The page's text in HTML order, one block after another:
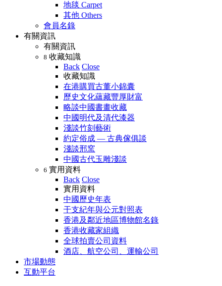
地毯 Carpet
其他 Others
會員名錄
有關資訊
有關資訊
8 收藏知識
Back Close
收藏知識
在港購買古董小錦囊
歷史文化蘊藏豐厚財富
略談中國書畫收藏
中國明代及清代漆器
淺談竹刻藝術
約定俗成 — 古典傢俱談
淺談邢窯
中國古代玉雕淺談
6 實用資料
Back Close
實用資料
中國歷史年表
干支紀年與公元對照表
香港及鄰近地區博物館名錄
香港收藏家組織
全球拍賣公司資料
酒店、航空公司、運輸公司
市場動態
互動平台